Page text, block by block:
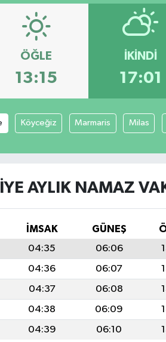
ÖĞLE
13:15
İKINDI
17:01
Köyceğiz Marmaris Milas
AYLIK NAMAZ
İMSAK GÜNEŞ
04:35 06:06
04:36 06:07
04:37 06:08
04:38 06:09
04:39 06:10